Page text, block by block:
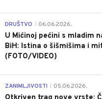
DRUŠTVO 06.06.2026.
U Mićinoj pećini s mladim
BiH: Istina o šišmišima i
(FOTO/VIDEO)
ZANIMLJIVOSTI 05.06.2026.